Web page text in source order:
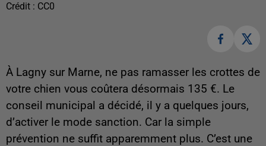
Crédit : CC0
À Lagny sur Marne, ne pas ramasser les crottes de
votre chien vous coûtera désormais 135 €. Le
conseil municipal a décidé, il y a quelques jours,
d’activer le mode sanction. Car la simple
prévention ne suffit apparemment plus. C’est une